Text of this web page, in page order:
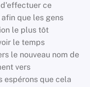
d'effectuer ce
que les gens
le plus tôt
le temps
le nouveau nom de
vers
espérons que cela